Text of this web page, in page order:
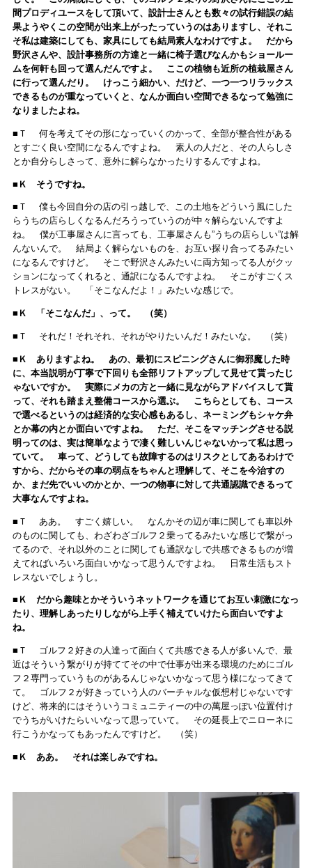
間プロディユースをして頂いて、設計士さんとも数々の試行錯誤の結
果ようやくこの空間が出来上がったっていうのはありますし、それこ
そ私は建築にしても、家具にしても結局素人なわけですよ。 だから
野沢さんや、設計事務所の方達と一緒に椅子選びなんかもショールー
ムを何軒も回って選んだんですよ。 ここの植物も近所の植栽屋さん
に行って選んだり。 けっこう細かい、だけど、一つ一つリラックス
できるものが重なっていくと、なんか面白い空間できるなって勉強に
なりましたよね。
■Ｔ 何を考えてその形になっていくのかって、全部が整合性がある
とすごく良い空間になるんですよね。 素人の人だと、その人らしさ
とか自分らしさって、意外に解らなかったりするんですよね。
■Ｋ そうですね。
■Ｔ 僕も今回自分の店の引っ越しで、この土地をどういう風にした
らうちの店らしくなるんだろうっていうのが中々解らないんですよ
ね。 僕が工事屋さんに言っても、工事屋さんも”うちの店らしい”は解
んないんで。 結局よく解らないものを、お互い探り合ってるみたい
になるんですけど。 そこで野沢さんみたいに両方知ってる人がクッ
ションになってくれると、通訳になるんですよね。 そこがすごくス
トレスがない。 「そこなんだよ！」みたいな感じで。
■Ｋ 「そこなんだ」、って。 （笑）
■Ｔ それだ！それそれ、それがやりたいんだ！みたいな。 （笑）
■Ｋ ありますよね。 あの、最初にスピニングさんに御邪魔した時
に、本当説明が丁寧で下回りも全部リフトアップして見せて貰ったじ
ゃないですか。 実際にメカの方と一緒に見ながらアドバイスして貰
って、それも踏まえ整備コースから選ぶ。 こちらとしても、コース
で選べるというのは経済的な安心感もあるし、ネーミングもシャケ弁
とか幕の内とか面白いですよね。 ただ、そこをマッチングさせる説
明ってのは、実は簡単なようで凄く難しいんじゃないかって私は思っ
ていて。 車って、どうしても故障するのはリスクとしてあるわけで
すから、だからその車の弱点をちゃんと理解して、そこを今治すの
か、まだ先でいいのかとか、一つの物事に対して共通認識できるって
大事なんですよね。
■Ｔ ああ。 すごく嬉しい。 なんかその辺が車に関しても車以外
のものに関しても、わざわざゴルフ２乗ってるみたいな感じで繋がっ
てるので、それ以外のことに関しても通訳なしで共感できるものが増
えてればいろいろ面白いかなって思うんですよね。 日常生活もスト
レスないでしょうし。
■Ｋ だから趣味とかそういうネットワークを通じてお互い刺激になっ
たり、理解しあったりしながら上手く補えていけたら面白いですよ
ね。
■Ｔ ゴルフ２好きの人達って面白くて共感できる人が多いんで、最
近はそういう繋がりが持ててその中で仕事が出来る環境のためにゴル
フ２専門っていうものがあるんじゃないかなって思う様になってきて
て。 ゴルフ２が好きっていう人のバーチャルな仮想村じゃないです
けど、将来的にはそういうコミュニティーの中の萬屋っぽい位置付け
でうちがいけたらいいなって思っていて。 その延長上でニローネに
行こうかなってもあったんですけど。 （笑）
■Ｋ ああ。 それは楽しみですね。